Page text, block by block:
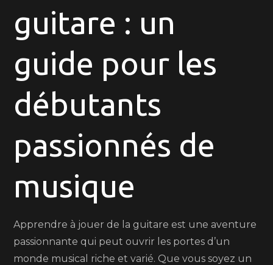
la
guitare
succès
guitare : un
guide pour les
débutants
passionnés de
musique
Apprendre à jouer de la guitare est une aventure
passionnante qui peut ouvrir les portes d’un
monde musical riche et varié. Que vous soyez un